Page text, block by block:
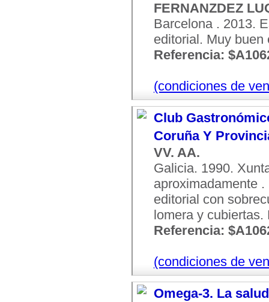
FERNANZDEZ
Barcelona . 2013.
editorial. Muy
Referencia:
(condiciones de
Club
Coruña Y
VV. AA.
Galicia. 1990.
aproximadamente
editorial con
lomera y cubiertas.
Referencia:
(condiciones de
Omega-3. La